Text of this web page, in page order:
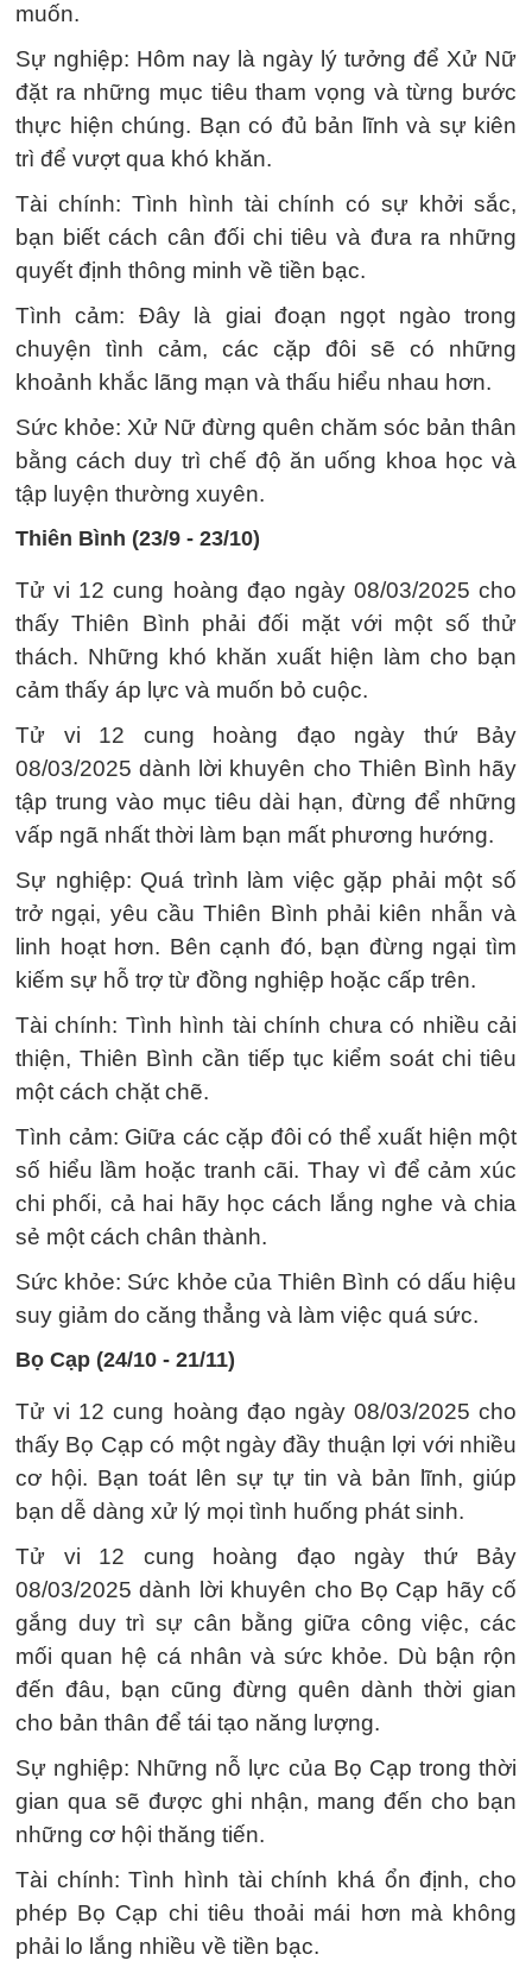
muốn.
Sự nghiệp: Hôm nay là ngày lý tưởng để Xử Nữ
đặt ra những mục tiêu tham vọng và từng bước
thực hiện chúng. Bạn có đủ bản lĩnh và sự kiên
trì để vượt qua khó khăn.
Tài chính: Tình hình tài chính có sự khởi sắc,
bạn biết cách cân đối chi tiêu và đưa ra những
quyết định thông minh về tiền bạc.
Tình cảm: Đây là giai đoạn ngọt ngào trong
chuyện tình cảm, các cặp đôi sẽ có những
khoảnh khắc lãng mạn và thấu hiểu nhau hơn.
Sức khỏe: Xử Nữ đừng quên chăm sóc bản thân
bằng cách duy trì chế độ ăn uống khoa học và
tập luyện thường xuyên.
Thiên Bình (23/9 - 23/10)
Tử vi 12 cung hoàng đạo ngày 08/03/2025 cho
thấy Thiên Bình phải đối mặt với một số thử
thách. Những khó khăn xuất hiện làm cho bạn
cảm thấy áp lực và muốn bỏ cuộc.
Tử vi 12 cung hoàng đạo ngày thứ Bảy
08/03/2025 dành lời khuyên cho Thiên Bình hãy
tập trung vào mục tiêu dài hạn, đừng để những
vấp ngã nhất thời làm bạn mất phương hướng.
Sự nghiệp: Quá trình làm việc gặp phải một số
trở ngại, yêu cầu Thiên Bình phải kiên nhẫn và
linh hoạt hơn. Bên cạnh đó, bạn đừng ngại tìm
kiếm sự hỗ trợ từ đồng nghiệp hoặc cấp trên.
Tài chính: Tình hình tài chính chưa có nhiều cải
thiện, Thiên Bình cần tiếp tục kiểm soát chi tiêu
một cách chặt chẽ.
Tình cảm: Giữa các cặp đôi có thể xuất hiện một
số hiểu lầm hoặc tranh cãi. Thay vì để cảm xúc
chi phối, cả hai hãy học cách lắng nghe và chia
sẻ một cách chân thành.
Sức khỏe: Sức khỏe của Thiên Bình có dấu hiệu
suy giảm do căng thẳng và làm việc quá sức.
Bọ Cạp (24/10 - 21/11)
Tử vi 12 cung hoàng đạo ngày 08/03/2025 cho
thấy Bọ Cạp có một ngày đầy thuận lợi với nhiều
cơ hội. Bạn toát lên sự tự tin và bản lĩnh, giúp
bạn dễ dàng xử lý mọi tình huống phát sinh.
Tử vi 12 cung hoàng đạo ngày thứ Bảy
08/03/2025 dành lời khuyên cho Bọ Cạp hãy cố
gắng duy trì sự cân bằng giữa công việc, các
mối quan hệ cá nhân và sức khỏe. Dù bận rộn
đến đâu, bạn cũng đừng quên dành thời gian
cho bản thân để tái tạo năng lượng.
Sự nghiệp: Những nỗ lực của Bọ Cạp trong thời
gian qua sẽ được ghi nhận, mang đến cho bạn
những cơ hội thăng tiến.
Tài chính: Tình hình tài chính khá ổn định, cho
phép Bọ Cạp chi tiêu thoải mái hơn mà không
phải lo lắng nhiều về tiền bạc.